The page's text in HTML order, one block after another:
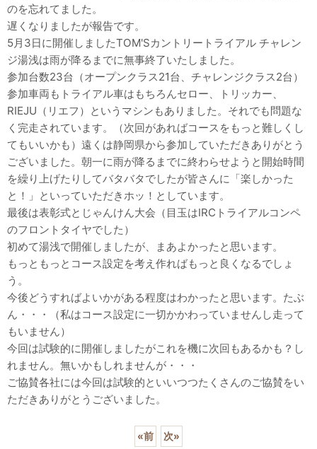
のを忘れてました。
遅くなりましたが報告です。
5月3日に開催しましたTOM'Sカントリートライアル チャレン
ジ湯浅は雨が降るまでに無事終了いたしました。
参加台数23台（オープンクラス21台、チャレンジクラス2台）
参加車両もトライアル車はもちろんセロー、トリッカー、
RIEJU（リエフ）というマシンもありました。それでも問題な
く完走されています。（次回があればコースをもっと難しくし
てもいいかも）遠くは静岡県から参加していただきありがとう
ございました。朝一に雨が降るまでに終わらせようと開始時間
を繰り上げたりしてバタバタでしたが皆さんに「楽しかった
と！」といっていただきホッ！としています。
最後は表彰式とじゃんけん大会（目玉はIRCトライアルコンペ
のフロントタイヤでした）
初めて湯浅で開催しましたが、まあよかったと思います。
もっともっとコース設定を考え作ればもっと良くなるでしょ
う。
今後どうすればよいかがある程度はわかったと思います。たぶ
ん・・・（私はコース設定に一切かかわっていませんし走って
もいません）
今回は試験的に開催しましたがこれを機に次回もあるかも？し
れません。無いかもしれませんが・・・
ご協賛各社には今回は試験的といいつつたくさんのご協賛をい
ただきありがとうございました。
«前 次»